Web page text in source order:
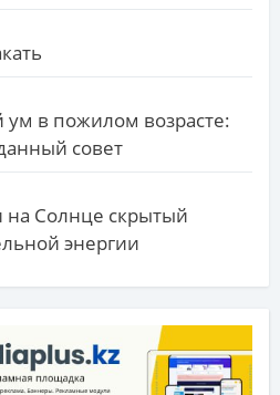
ум в пожилом возрасте:
совет
Солнце скрытый
энергии